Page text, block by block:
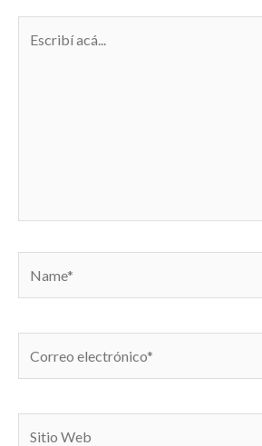
acá...
electrónico*